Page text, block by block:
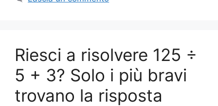
Riesci a risolvere 125 ÷
5 + 3? Solo i più bravi
trovano la risposta